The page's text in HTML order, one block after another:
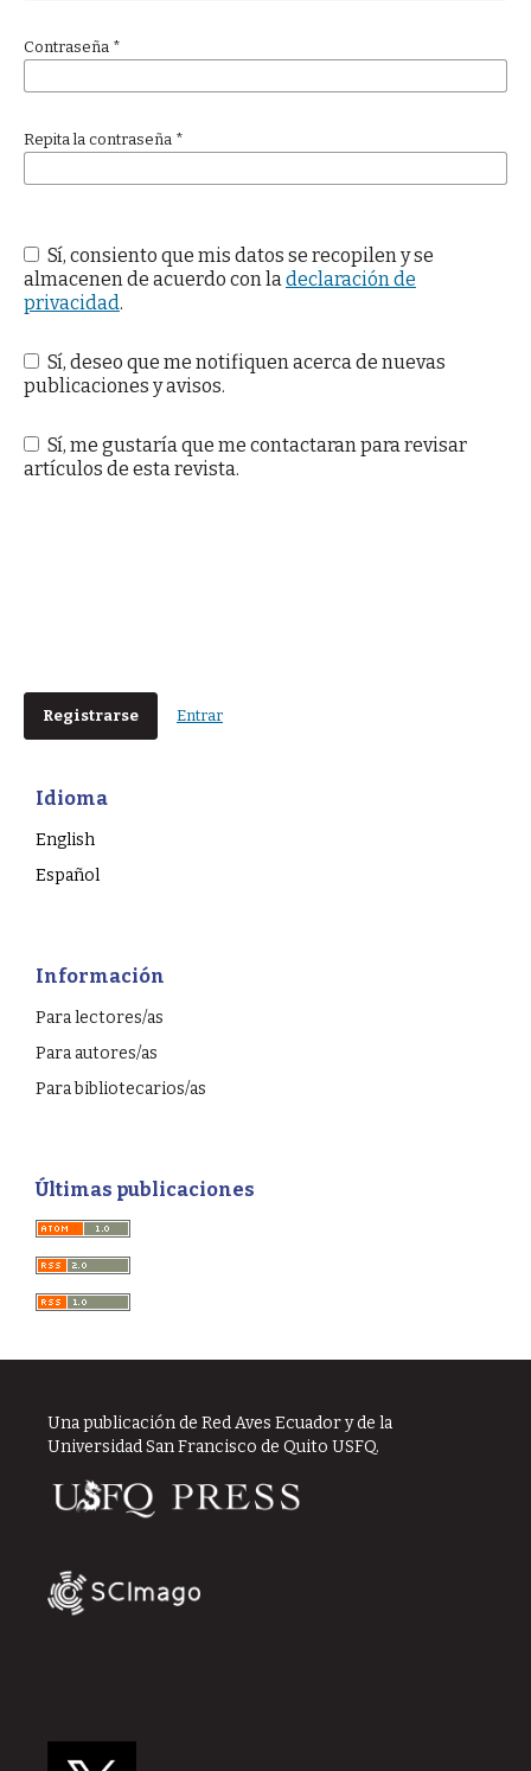
Contraseña *
Repita la contraseña *
almacenen de acuerdo con ladeclaración de
privacidad.
publicaciones y avisos.
artículos de esta revista.
Registrarse Entrar
Idioma
English
Español
Información
Para lectores/as
Para autores/as
Para bibliotecarios/as
Últimas publicaciones
Una publicación de Red Aves Ecuador y de la
Universidad San Francisco de Quito USFQ.